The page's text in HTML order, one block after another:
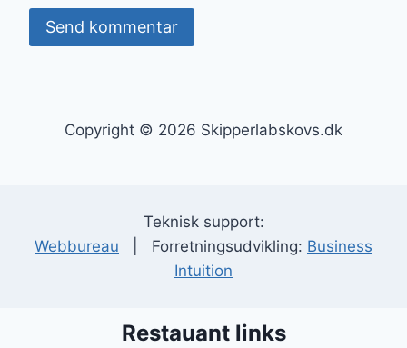
Copyright © 2026 Skipperlabskovs.dk
Teknisk support:
Webbureau | Forretningsudvikling: Business
Intuition
Restauant links